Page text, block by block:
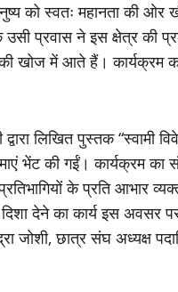
को स्वतः महानता की
प्रवास ने इस क्षेत्र की
खोज में आते हैं। कार्यक्रम
लिखित पुस्तक “स्वामी
भेंट की गईं। कार्यक्रम का
के प्रति आभार
देने का कार्य इस अवसर
जोशी, छात्र संघ अध्यक्ष